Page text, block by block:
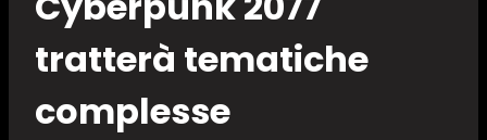
tratterà tematiche
complesse